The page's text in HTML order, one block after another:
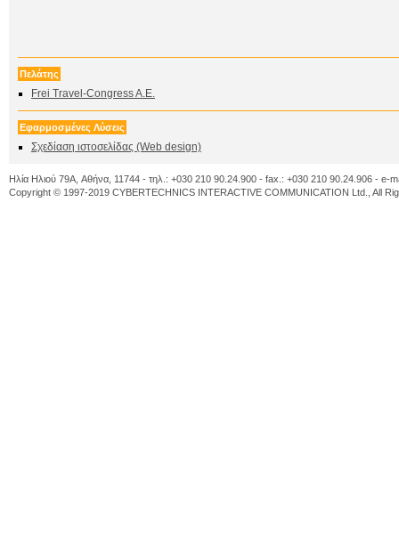
Πελάτης
Frei Travel-Congress A.E.
Εφαρμοσμένες Λύσεις
Σχεδίαση ιστοσελίδας (Web design)
Ηλία Ηλιού 79A, Αθήνα, 11744 - τηλ.: +030 210 90.24.900 - fax.: +030 210 90.24.906 - e-
Copyright © 1997-2019 CYBERTECHNICS INTERACTIVE COMMUNICATION Ltd., All